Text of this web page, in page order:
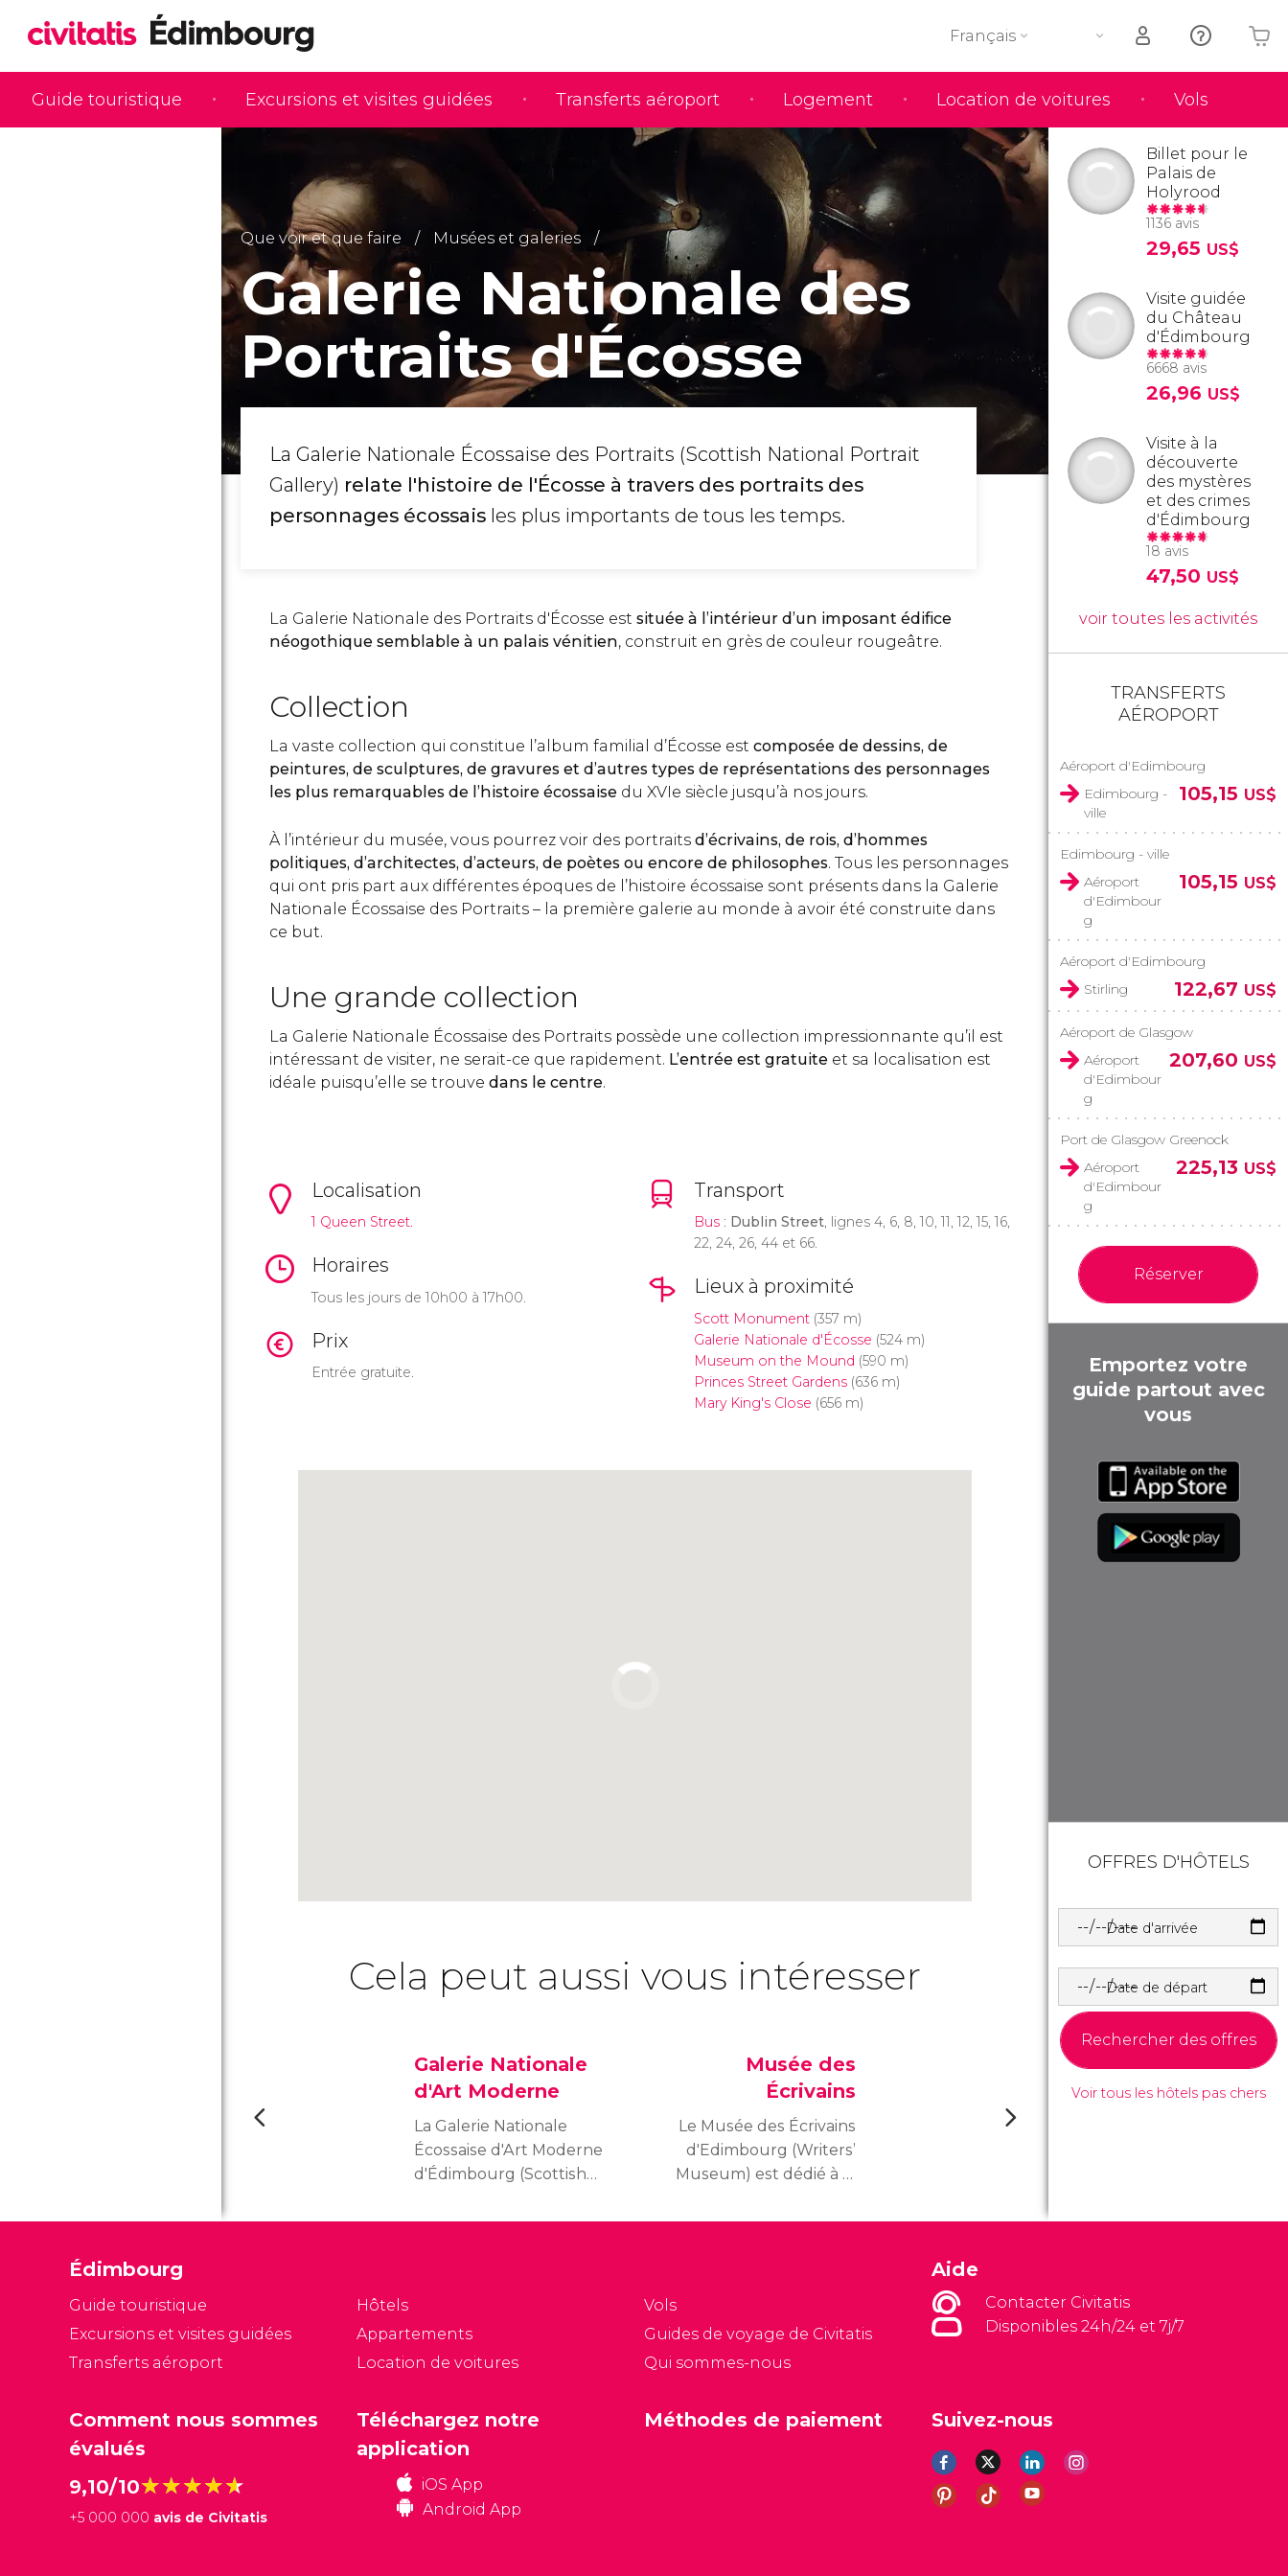
Guide touristique Excursions et visites guidées Transferts aéroport Logement Location de voitures Vols
Français
Votre panier est vide
Que voir et que faire Musées et galeries
Galerie Nationale des
Portraits d'Écosse
La Galerie Nationale Écossaise des Portraits (Scottish National Portrait
Gallery) relate l'histoire de l'Écosse à travers des portraits des
personnages écossais les plus importants de tous les temps.
La Galerie Nationale des Portraits d'Écosse est située à l’intérieur d’un imposant édifice
néogothique semblable à un palais vénitien, construit en grès de couleur rougeâtre.
Collection
La vaste collection qui constitue l’album familial d’Écosse est composée de dessins, de
peintures, de sculptures, de gravures et d’autres types de représentations des personnages
les plus remarquables de l’histoire écossaise du XVIe siècle jusqu’à nos jours.
À l’intérieur du musée, vous pourrez voir des portraits d’écrivains, de rois, d’hommes
politiques, d’architectes, d’acteurs, de poètes ou encore de philosophes. Tous les personnages
qui ont pris part aux différentes époques de l’histoire écossaise sont présents dans la Galerie
Nationale Écossaise des Portraits – la première galerie au monde à avoir été construite dans
ce but.
Une grande collection
La Galerie Nationale Écossaise des Portraits possède une collection impressionnante qu’il est
intéressant de visiter, ne serait-ce que rapidement. L’entrée est gratuite et sa localisation est
idéale puisqu’elle se trouve dans le centre.
Localisation
1 Queen Street.
Horaires
Tous les jours de 10h00 à 17h00.
Prix
Entrée gratuite.
Transport
Bus: Dublin Street, lignes 4, 6, 8, 10, 11, 12, 15, 16,
22, 24, 26, 44 et 66.
Lieux à proximité
Scott Monument(357 m)
Galerie Nationale d'Écosse (524 m)
Museum on the Mound (590 m)
Princes Street Gardens(636 m)
Mary King's Close (656 m)
Cela peut aussi vous intéresser
Galerie Nationale
d'Art Moderne
La Galerie Nationale
Écossaise d'Art Moderne
d'Édimbourg (Scottish
Modern Art) abrite la
composée de la Galerie
Dean et de la Galerie
Musée des
Écrivains
Le Musée des Écrivains
d'Edimbourg (Writers’
Museum) est dédié à la
écrivains les plus
Billet pour le
Palais de
Holyrood
1136 avis
29,65 US$
Visite guidée
du Château
d'Édimbourg
6668 avis
26,96 US$
Visite à la
découverte
des mystères
et des crimes
d'Édimbourg
18 avis
47,50 US$
voir toutes les activités
TRANSFERTS
AÉROPORT
Aéroport d'Edimbourg
Edimbourg -
ville
105,15 US$
Edimbourg - ville
Aéroport
d'Edimbour
g
105,15 US$
Aéroport d'Edimbourg
Stirling
122,67 US$
Aéroport de Glasgow
Aéroport
d'Edimbour
g
207,60 US$
Port de Glasgow Greenock
Aéroport
d'Edimbour
g
225,13 US$
Réserver
Emportez votre
guide partout avec
vous
OFFRES D'HÔTELS
Date d'arrivée
Date de départ
Rechercher des offres
Voir tous les hôtels pas chers
Édimbourg
Guide touristique
Excursions et visites guidées
Transferts aéroport
Hôtels
Appartements
Location de voitures
Vols
Guides de voyage de Civitatis
Qui sommes-nous
Aide
Contacter Civitatis
Disponibles 24h/24 et 7j/7
Comment nous sommes
évalués
9,10/10★★★★★
★★★★★
+5 000 000 avis de Civitatis
Suivez-nous
Téléchargez notre
application
iOS App
Android App
Méthodes de paiement